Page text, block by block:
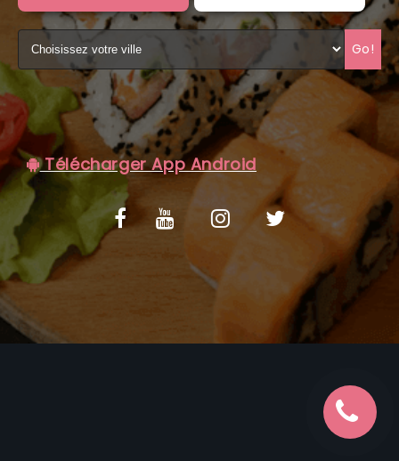
VOS AVIS
MENTIONS LÉGALES
C.G.V
Go!
Télécharger App Android